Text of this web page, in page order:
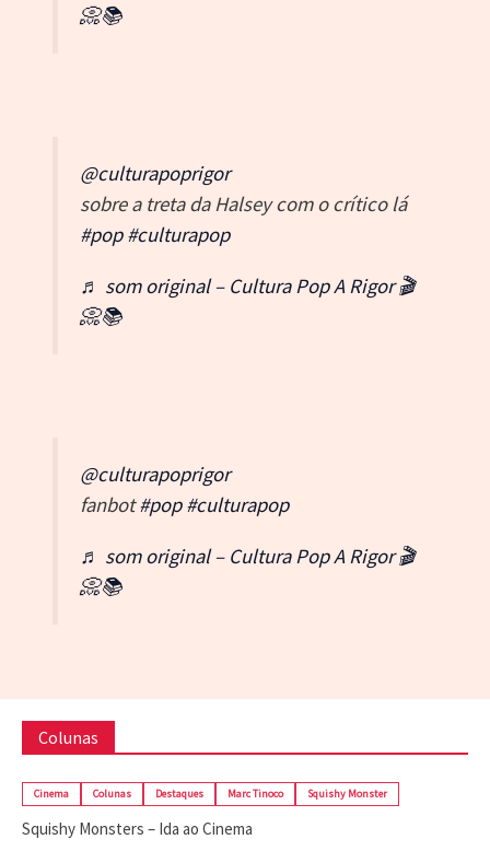
sobre a treta da Halsey com o crítico lá
#pop#culturapop
📀📚
fanbot#pop#culturapop
📀📚
Colunas
Squishy Monsters – Ida ao Cinema
maio 18, 2026